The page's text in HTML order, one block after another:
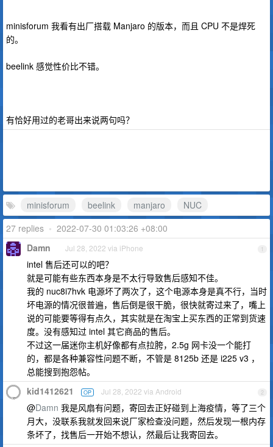
minisforum 我看有出厂搭载 Manjaro 的版本，而且 CPU 不是焊死
的。
beelink 感觉性价比不错。
有恰好用过的老哥出来说两句吗？
minisforum beelink manjaro
NUC
27 replies • 2022-07-30 01:03:26 +08:00
1
Damn Jul 28, 2022 via iPhone
intel 售后还可以的吧？
就是可能有些东西本身是不太行导致售后感知不佳。
我的 nuc8i7hvk 电源坏了两次了，这个电源本身是真不行，当时
坏电源的情况很普遍，售后倒是很干脆，很快就寄过来了，嘴上
说的可能要等得有点久，其实就是在淘宝上买东西的正常到货速
度。没有感知过 intel 其它商品的售后。
不过这一届迷你主机好像都有点拉胯，2.5g 网卡没一个能打
的，都是各种兼容性问题不断，不管是 8125b 还是 i225 v3 ，
总能搜到抱怨帖。
2
kid1412621 OP Jul 28, 2022 via Android
@Damn 我是风扇有问题，寄回去正好碰到上海疫情，等了三个
月大，没联系我就发回来说厂家检查没问题，然后发现一根内存
条坏了，找售后一开始不想认，然最后让我寄回去。